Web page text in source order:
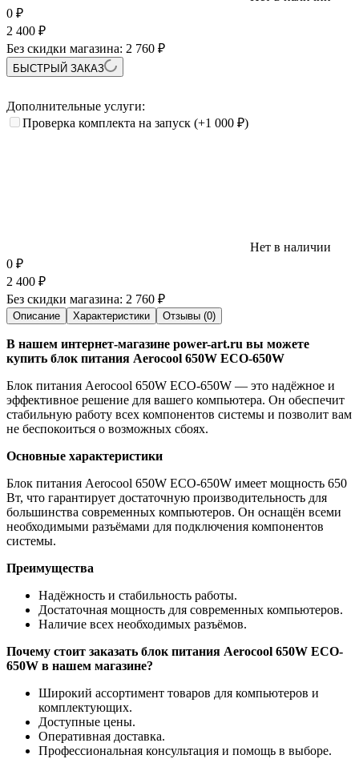
0 ₽
2 400 ₽
Без скидки магазина: 2 760 ₽
БЫСТРЫЙ ЗАКАЗ
Дополнительные услуги:
Проверка комплекта на запуск (+1 000 ₽)
Нет в наличии
0 ₽
2 400 ₽
Без скидки магазина: 2 760 ₽
Описание Характеристики Отзывы (0)
В нашем интернет-магазине power-art.ru вы можете
купить блок питания Aerocool 650W ECO-650W
Блок питания Aerocool 650W ECO-650W — это надёжное и
эффективное решение для вашего компьютера. Он обеспечит
стабильную работу всех компонентов системы и позволит вам
не беспокоиться о возможных сбоях.
Основные характеристики
Блок питания Aerocool 650W ECO-650W имеет мощность 650
Вт, что гарантирует достаточную производительность для
большинства современных компьютеров. Он оснащён всеми
необходимыми разъёмами для подключения компонентов
системы.
Преимущества
Надёжность и стабильность работы.
Достаточная мощность для современных компьютеров.
Наличие всех необходимых разъёмов.
Почему стоит заказать блок питания Aerocool 650W ECO-
650W в нашем магазине?
Широкий ассортимент товаров для компьютеров и
комплектующих.
Доступные цены.
Оперативная доставка.
Профессиональная консультация и помощь в выборе.